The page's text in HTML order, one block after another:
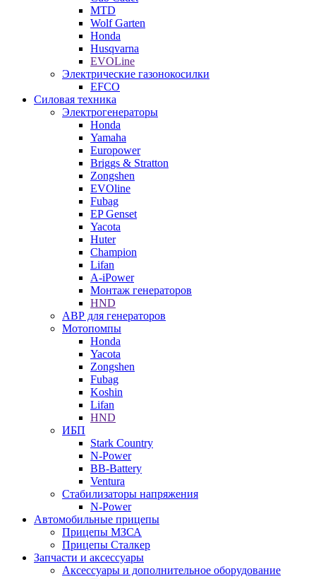
MTD
Wolf Garten
Honda
Husqvarna
EVOLine
Электрические газонокосилки
EFCO
Силовая техника
Электрогенераторы
Honda
Yamaha
Europower
Briggs & Stratton
Zongshen
EVOline
Fubag
EP Genset
Yacota
Huter
Champion
Lifan
A-iPower
Монтаж генераторов
HND
АВР для генераторов
Мотопомпы
Honda
Yacota
Zongshen
Fubag
Koshin
Lifan
HND
ИБП
Stark Country
N-Power
BB-Battery
Ventura
Стабилизаторы напряжения
N-Power
Автомобильные прицепы
Прицепы МЗСА
Прицепы Сталкер
Запчасти и аксессуары
Аксессуары и дополнительное оборудование